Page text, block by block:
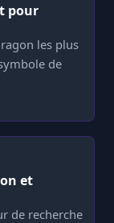
pour
les plus
de
et
de recherche